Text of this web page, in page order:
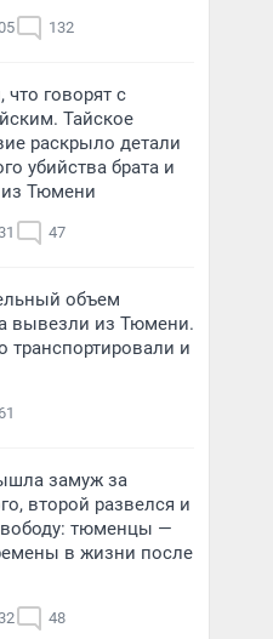
132
что говорят с
Тайское
раскрыло детали
убийства брата и
Тюмени
47
объем
вывезли из Тюмени.
транспортировали и
замуж за
второй развелся и
тюменцы —
в жизни после
48